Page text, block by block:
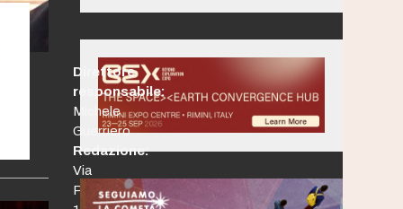
Direttore
responsabile:
Michele
Guerriero
Redazione:
Via
Po,